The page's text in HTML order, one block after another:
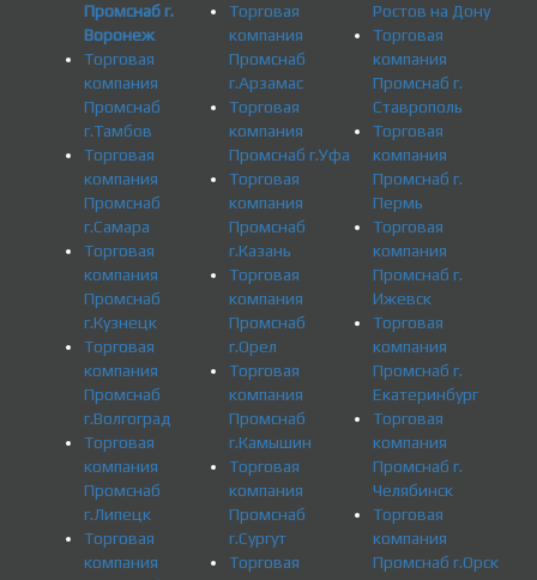
Промснаб г.
Воронеж
Торговая
компания
Промснаб
г.Тамбов
Торговая
компания
Промснаб
г.Самара
Торговая
компания
Промснаб
г.Кузнецк
Торговая
компания
Промснаб
г.Волгоград
Торговая
компания
Промснаб
г.Липецк
Торговая
компания
Торговая
компания
Промснаб
г.Арзамас
Торговая
компания
Промснаб г.Уфа
Торговая
компания
Промснаб
г.Казань
Торговая
компания
Промснаб
г.Орел
Торговая
компания
Промснаб
г.Камышин
Торговая
компания
Промснаб
г.Сургут
Торговая
Ростов на Дону
Торговая
компания
Промснаб г.
Ставрополь
Торговая
компания
Промснаб г.
Пермь
Торговая
компания
Промснаб г.
Ижевск
Торговая
компания
Промснаб г.
Екатеринбург
Торговая
компания
Промснаб г.
Челябинск
Торговая
компания
Промснаб г.Орск